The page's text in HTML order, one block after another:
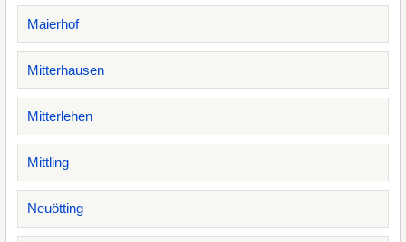
Maierhof
Mitterhausen
Mitterlehen
Mittling
Neuötting